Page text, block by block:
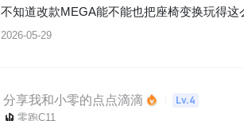
不知道改款MEGA能不能也把座椅变换玩得这
2026-05-29
分享我和小零的点点滴滴 Lv.4
零跑C11